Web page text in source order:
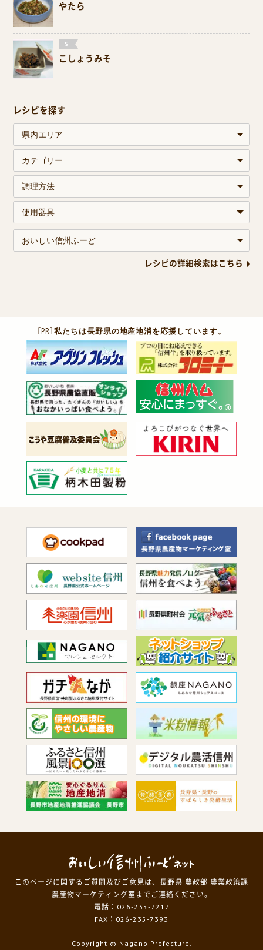
やたら
こしょうみそ
レシピを探す
レシピの詳細検索はこちら
［PR］私たちは長野県の地産地消を応援しています。
このページに関するご質問及びご意見は、長野県 農政部 農業政策課
農産物マーケティング室までご連絡ください。
電話：026-235-7217
FAX：026-235-7393
Copyright © Nagano Prefecture.